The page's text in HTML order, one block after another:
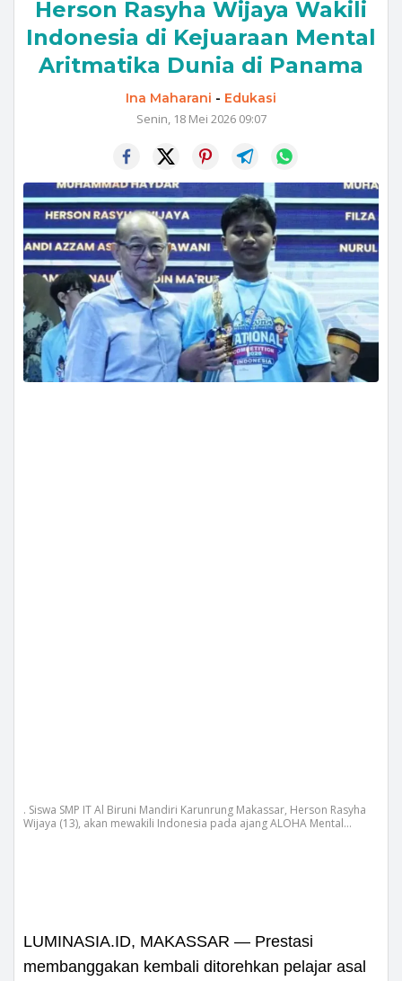
Herson Rasyha Wijaya Wakili
Indonesia di Kejuaraan Mental
Aritmatika Dunia di Panama
Ina Maharani - Edukasi
Senin, 18 Mei 2026 09:07
. Siswa SMP IT Al Biruni Mandiri Karunrung Makassar, Herson Rasyha
Wijaya (13), akan mewakili Indonesia pada ajang ALOHA Mental
LUMINASIA.ID, MAKASSAR — Prestasi
membanggakan kembali ditorehkan pelajar asal